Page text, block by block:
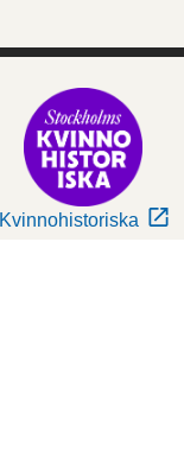
Kvinnohistoriska